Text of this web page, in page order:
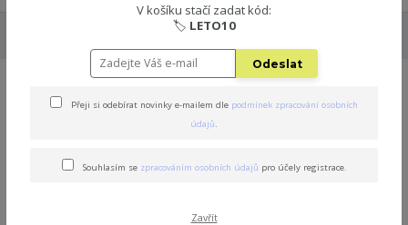
🧦 PROTISKLUZOVÉ PONOŽKY
Protiskluzové dětské ponožky -
Protiskluzové dětské
ponožky - MAHAGONOVÁ
V košíku stačí zadat kód:
🏷️ LETO10
Odeslat
Přeji si odebírat novinky e-mailem dle podmínek zpracování osobních
údajů.
Souhlasím se zpracováním osobních údajů pro účely registrace.
Zavřít